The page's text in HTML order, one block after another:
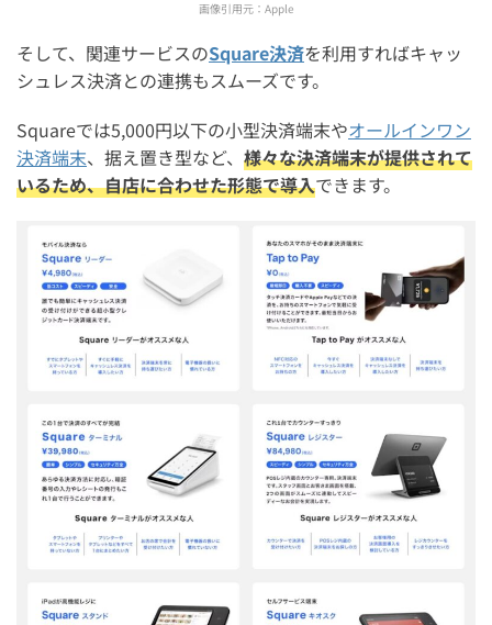
画像引用元： Apple
そして、関連サービスのSquare決済を利用すればキャッ
シュレス決済との連携もスムーズです。
Squareでは5,000円以下の小型決済端末やオールインワン
決済端末、据え置き型など、 様々な決済端末が提供されて
いるため、自店に合わせた形態で導入できます。